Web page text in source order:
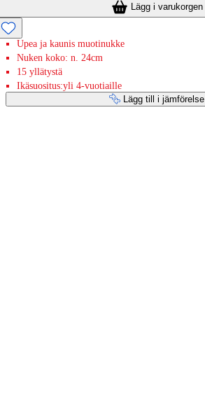
Lägg i varukorgen
Upea ja kaunis muotinukke
Nuken koko: n. 24cm
15 yllätystä
Ikäsuositus:yli 4-vuotiaille
Lägg till i jämförelse